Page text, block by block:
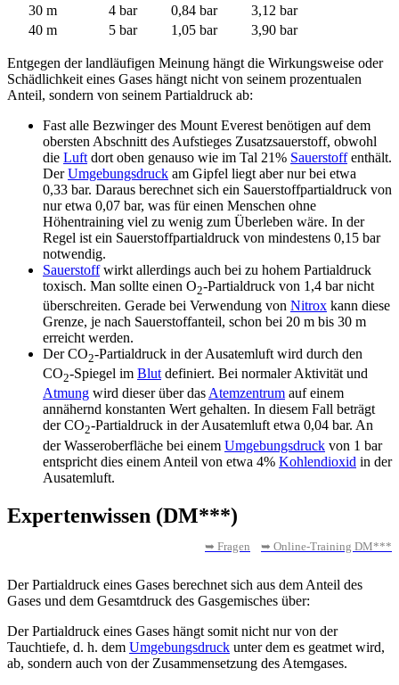
30 m
4 bar 0,84 bar
3,12 bar
40 m
5 bar 1,05 bar 3,90 bar
Entgegen der landläufigen Meinung hängt die Wirkungsweise oder
Schädlichkeit eines Gases hängt nicht von seinem prozentualen
Anteil, sondern von seinem Partialdruck ab:
Fast alle Bezwinger des Mount Everest benötigen auf dem
obersten Abschnitt des Aufstieges Zusatzsauerstoff, obwohl
die Luft dort oben genauso wie im Tal 21% Sauerstoffenthält.
DerUmgebungsdruck am Gipfel liegt aber nur bei etwa
0,33 bar. Daraus berechnet sich ein Sauerstoffpartialdruck von
nur etwa 0,07 bar, was für einen Menschen ohne
Höhentraining viel zu wenig zum Überleben wäre. In der
Regel ist ein Sauerstoffpartialdruck von mindestens 0,15 bar
notwendig.
Sauerstoffwirkt allerdings auch bei zu hohem Partialdruck
toxisch. Man sollte einen O2-Partialdruck von 1,4 bar nicht
überschreiten. Gerade bei Verwendung von Nitrox kann diese
Grenze, je nach Sauerstoffanteil, schon bei 20 m bis 30 m
erreicht werden.
Der CO2-Partialdruck in der Ausatemluft wird durch den
CO2-Spiegel im Blut definiert. Bei normaler Aktivität und
Atmung wird dieser über dasAtemzentrum auf einem
annähernd konstanten Wert gehalten. In diesem Fall beträgt
der CO2-Partialdruck in der Ausatemluft etwa 0,04 bar. An
der Wasseroberfläche bei einem Umgebungsdruck von 1 bar
entspricht dies einem Anteil von etwa 4% Kohlendioxid in der
Ausatemluft.
Expertenwissen (DM***)
➥ Fragen ➥ Online-Training DM***
Der Partialdruck eines Gases berechnet sich aus dem Anteil des
Gases und dem Gesamtdruck des Gasgemisches über:
Der Partialdruck eines Gases hängt somit nicht nur von der
Tauchtiefe, d. h. dem Umgebungsdruck unter dem es geatmet wird,
ab, sondern auch von der Zusammensetzung des Atemgases.